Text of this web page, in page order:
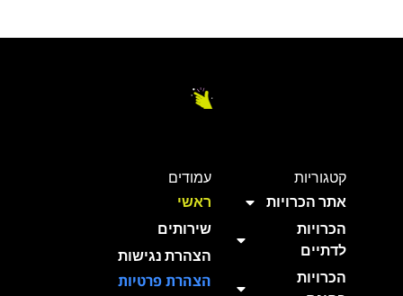
קטגוריות
אתר הכרויות
הכרויות
לדתיים
הכרויות
עמודים
ראשי
שירותים
הצהרת נגישות
הצהרת פרטיות